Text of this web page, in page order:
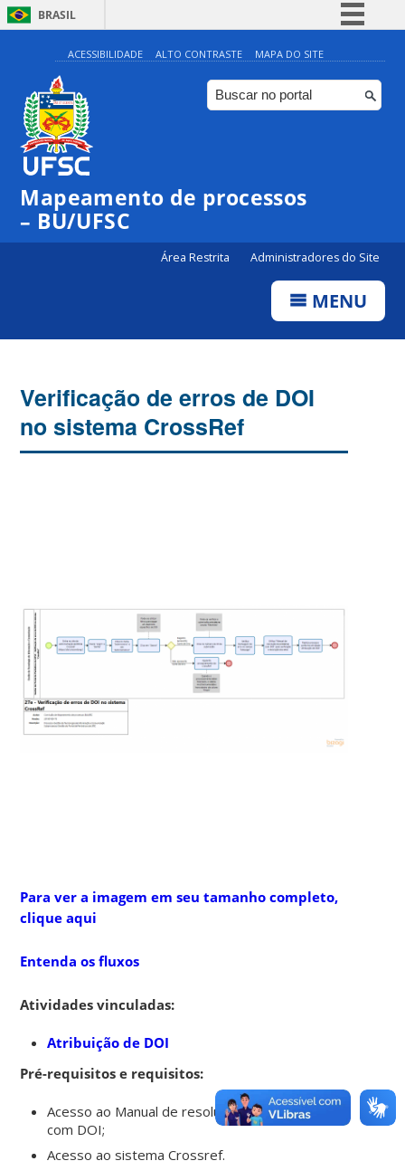
BRASIL
Simplifique!
Comunica BR
Participe
Canais
ACESSIBILIDADE ALTO CONTRASTE MAPA DO SITE
Mapeamento de processos
– BU/UFSC
Área Restrita Administradores do Site
MENU
Verificação de erros de DOI
no sistema CrossRef
Para ver a imagem em seu tamanho completo,
clique aqui
Entenda os fluxos
Atividades vinculadas:
Atribuição de DOI
Pré-requisitos e requisitos:
Acesso ao Manual de resolução de problemas
com DOI;
Acesso ao sistema Crossref.